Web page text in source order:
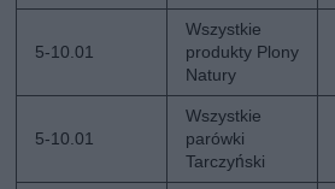
5-10.01
Wszystkie
produkty Plony
Natury
5-10.01
Wszystkie
parówki
Tarczyński